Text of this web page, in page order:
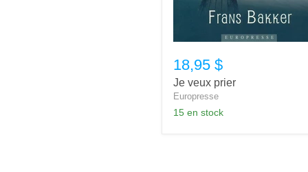
18,95 $
Je veux prier
Europresse
15 en stock